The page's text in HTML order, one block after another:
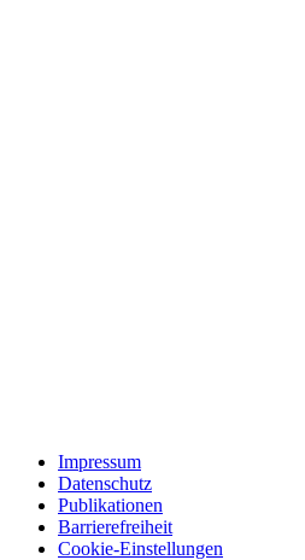
Impressum
Datenschutz
Publikationen
Barrierefreiheit
Cookie-Einstellungen